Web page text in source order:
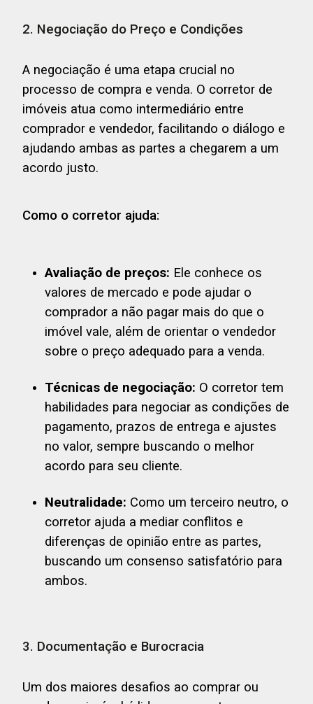
2. Negociação do Preço e Condições
A negociação é uma etapa crucial no
processo de compra e venda. O corretor de
imóveis atua como intermediário entre
comprador e vendedor, facilitando o diálogo e
ajudando ambas as partes a chegarem a um
acordo justo.
Como o corretor ajuda:
Avaliação de preços: Ele conhece os
valores de mercado e pode ajudar o
comprador a não pagar mais do que o
imóvel vale, além de orientar o vendedor
sobre o preço adequado para a venda.
Técnicas de negociação: O corretor tem
habilidades para negociar as condições de
pagamento, prazos de entrega e ajustes
no valor, sempre buscando o melhor
acordo para seu cliente.
Neutralidade: Como um terceiro neutro, o
corretor ajuda a mediar conflitos e
diferenças de opinião entre as partes,
buscando um consenso satisfatório para
ambos.
3. Documentação e Burocracia
Um dos maiores desafios ao comprar ou